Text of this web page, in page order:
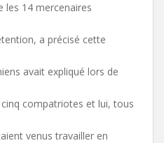
les 14 mercenaires
a précisé cette
avait expliqué lors de
compatriotes et lui, tous
venus travailler en